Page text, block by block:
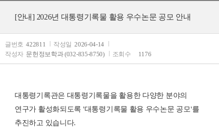
[안내] 2026년 대통령기록물 활용 우수논문 공모 안내
글번호 422811 작성일 2026-04-14
작성자 문헌정보학과 (032-835-8750) 조회수 1176
대통령기록관은 대통령기록물을 활용한 다양한 분야의
연구가 활성화되도록 '대통령기록물 활용 우수논문 공모'를
추진하고 있습니다.